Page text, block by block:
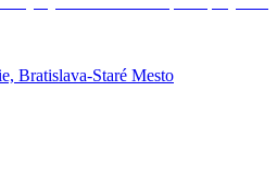
Bratislava-Staré Mesto